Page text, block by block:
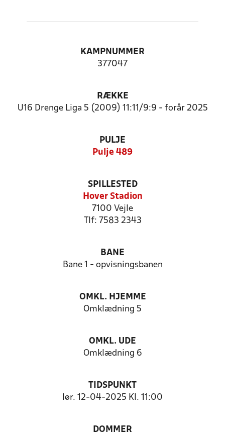
KAMPNUMMER
377047
RÆKKE
U16 Drenge Liga 5 (2009) 11:11/9:9 - forår 2025
PULJE
Pulje 489
SPILLESTED
Hover Stadion
7100 Vejle
Tlf: 7583 2343
BANE
Bane 1 - opvisningsbanen
OMKL. HJEMME
Omklædning 5
OMKL. UDE
Omklædning 6
TIDSPUNKT
lør. 12-04-2025 Kl. 11:00
DOMMER